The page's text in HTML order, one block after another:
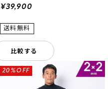
¥39,900
比較する
20%OFF